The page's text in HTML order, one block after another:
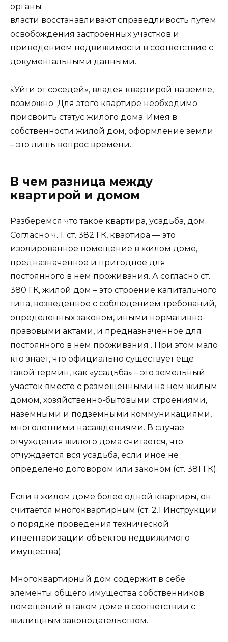
органы
власти восстанавливают справедливость путем
освобождения застроенных участков и
приведением недвижимости в соответствие с
документальными данными.
«Уйти от соседей», владея квартирой на земле,
возможно. Для этого квартире необходимо
присвоить статус жилого дома. Имея в
собственности жилой дом, оформление земли
– это лишь вопрос времени.
В чем разница между
квартирой и домом
Разберемся что такое квартира, усадьба, дом.
Согласно ч. 1. ст. 382 ГК, квартира — это
изолированное помещение в жилом доме,
предназначенное и пригодное для
постоянного в нем проживания. А согласно ст.
380 ГК, жилой дом – это строение капитального
типа, возведенное с соблюдением требований,
определенных законом, иными нормативно-
правовыми актами, и предназначенное для
постоянного в нем проживания . При этом мало
кто знает, что официально существует еще
такой термин, как «усадьба» – это земельный
участок вместе с размещенными на нем жилым
домом, хозяйственно-бытовыми строениями,
наземными и подземными коммуникациями,
многолетними насаждениями. В случае
отчуждения жилого дома считается, что
отчуждается вся усадьба, если иное не
определено договором или законом (ст. 381 ГК).
Если в жилом доме более одной квартиры, он
считается многоквартирным (ст. 2.1 Инструкции
о порядке проведения технической
инвентаризации объектов недвижимого
имущества).
Многоквартирный дом содержит в себе
элементы общего имущества собственников
помещений в таком доме в соответствии с
жилищным законодательством.